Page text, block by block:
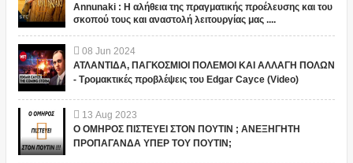
Annunaki : Η αλήθεια της πραγματικής προέλευσης και του
σκοπού τους και αναστολή λειτουργίας μας ....
08 Jun 2024
ΑΤΛΑΝΤΙΔΑ, ΠΑΓΚΟΣΜΙΟΙ ΠΟΛΕΜΟΙ ΚΑΙ ΑΛΛΑΓΗ ΠΟΛΩΝ
- Τρομακτικές προβλέψεις του Edgar Cayce (Video)
13 Aug 2023
Ο ΟΜΗΡΟΣ ΠΙΣΤΕΥΕΙ ΣΤΟΝ ΠΟΥΤΙΝ ; ΑΝΕΞΗΓΗΤΗ
ΠΡΟΠΑΓΑΝΔΑ ΥΠΕΡ ΤΟΥ ΠΟΥΤΙΝ;